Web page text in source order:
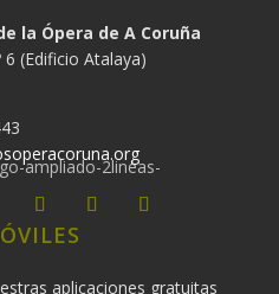
la Ópera de A Coruña
(Edificio Atalaya)
aplicaciones gratuitas